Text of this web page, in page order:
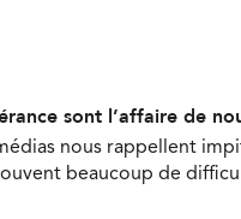
sont l’affaire de
nous rappellent
beaucoup de